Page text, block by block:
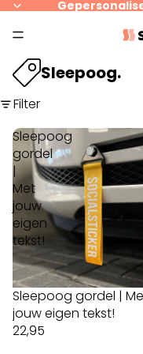
Sleepoog.
Filter
Sleepoog
gordel
|
Met
jouw
eigen
tekst!
Sleepoog gordel |
jouw eigen tekst!
22,95